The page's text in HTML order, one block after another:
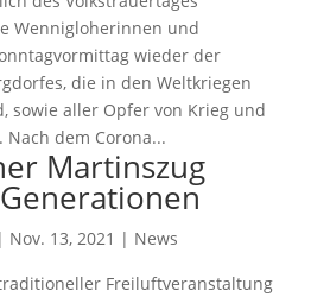
Wennigloherinnen und
wieder der
die in den Weltkriegen
sowie aller Opfer von Krieg und
dem Corona...
Martinszug
Nov. 13, 2021 | News
Freiluftveranstaltung